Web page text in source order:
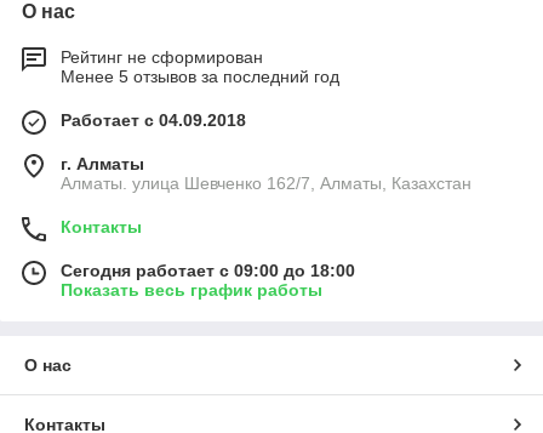
О нас
Рейтинг не сформирован
Менее 5 отзывов за последний год
Работает с 04.09.2018
г. Алматы
Алматы. улица Шевченко 162/7, Алматы, Казахстан
Контакты
Сегодня работает с 09:00 до 18:00
Показать весь график работы
О нас
Контакты